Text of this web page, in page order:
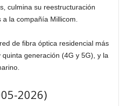
culmina su reestructuración
la compañía Millicom.
de fibra óptica residencial más
generación (4G y 5G), y la
2026)